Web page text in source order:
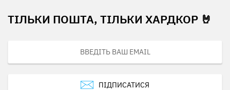
ТІЛЬКИ ПОШТА, ТІЛЬКИ ХАРДКОР 🤘
ПІДПИСАТИСЯ